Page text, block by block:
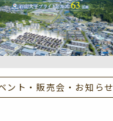
ント・販売会・お知らせ